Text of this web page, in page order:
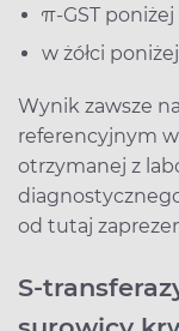
π-GST poniżej
w żółci
Wynik zawsze
referencyjnym
otrzymanej z
od tutaj
S-